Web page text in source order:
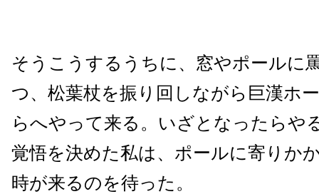
そうこうするうちに、窓やポールに
つ、松葉杖を振り回しながら巨漢ホ
らへやって来る。いざとなったらや
覚悟を決めた私は、ポールに寄りか
時が来るのを待った。